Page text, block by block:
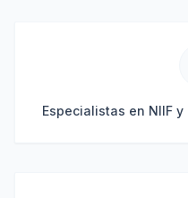
Especialistas en NIIF